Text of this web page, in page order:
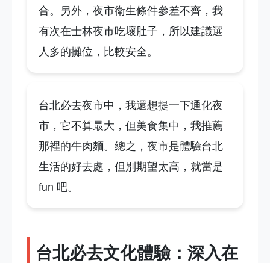
合。另外，夜市衛生條件參差不齊，我
有次在士林夜市吃壞肚子，所以建議選
人多的攤位，比較安全。
台北必去夜市中，我還想提一下通化夜
市，它不算最大，但美食集中，我推薦
那裡的牛肉麵。總之，夜市是體驗台北
生活的好去處，但別期望太高，就當是
fun 吧。
台北必去文化體驗：深入在